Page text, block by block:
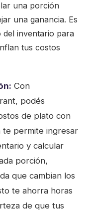
una porción
una ganancia. Es
inventario para
tus costos
Con
podés
de plato con
te permite ingresar
y calcular
porción,
que cambian los
te ahorra horas
de que tus